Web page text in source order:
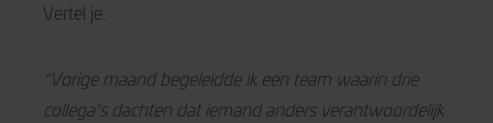
Vertel je:
“Vorige maand begeleidde ik een team waarin drie
collega’s dachten dat iemand anders verantwoordelijk